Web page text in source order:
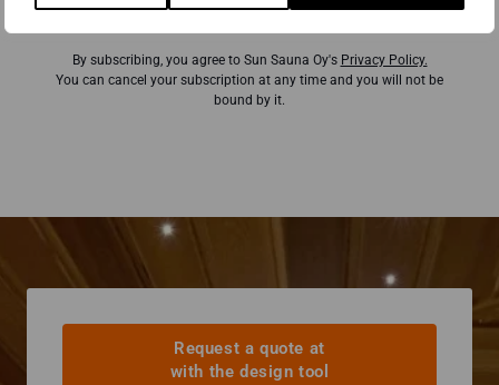
By subscribing, you agree to Sun Sauna Oy's Privacy Policy.
You can cancel your subscription at any time and you will not be
bound by it.
Request a quote at
with the design tool